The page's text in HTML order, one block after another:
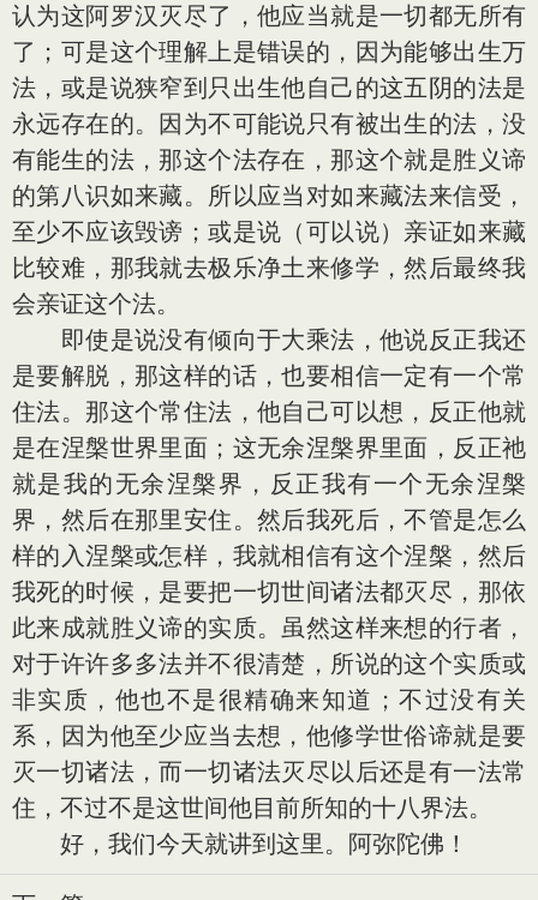
认为这阿罗汉灭尽了，他应当就是一切都无所有
了；可是这个理解上是错误的，因为能够出生万
法，或是说狭窄到只出生他自己的这五阴的法是
永远存在的。因为不可能说只有被出生的法，没
有能生的法，那这个法存在，那这个就是胜义谛
的第八识如来藏。所以应当对如来藏法来信受，
至少不应该毁谤；或是说（可以说）亲证如来藏
比较难，那我就去极乐净土来修学，然后最终我
会亲证这个法。
即使是说没有倾向于大乘法，他说反正我还
是要解脱，那这样的话，也要相信一定有一个常
住法。那这个常住法，他自己可以想，反正他就
是在涅槃世界里面；这无余涅槃界里面，反正祂
就是我的无余涅槃界，反正我有一个无余涅槃
界，然后在那里安住。然后我死后，不管是怎么
样的入涅槃或怎样，我就相信有这个涅槃，然后
我死的时候，是要把一切世间诸法都灭尽，那依
此来成就胜义谛的实质。虽然这样来想的行者，
对于许许多多法并不很清楚，所说的这个实质或
非实质，他也不是很精确来知道；不过没有关
系，因为他至少应当去想，他修学世俗谛就是要
灭一切诸法，而一切诸法灭尽以后还是有一法常
住，不过不是这世间他目前所知的十八界法。
好，我们今天就讲到这里。阿弥陀佛！